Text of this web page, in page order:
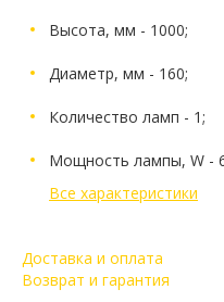
Высота, мм - 1000;
Диаметр, мм - 160;
Количество ламп - 1;
Мощность лампы, W -
Все характеристики
Доставка и оплата
Возврат и гарантия